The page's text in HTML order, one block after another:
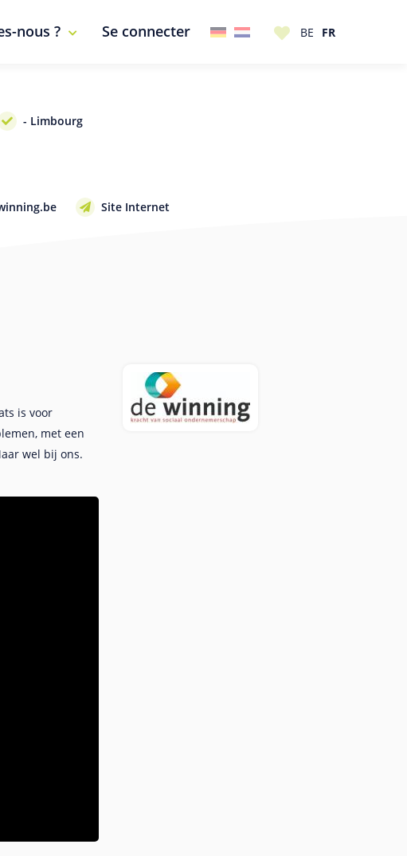
nous ? Se connecter
- Limbourg
Site Internet
is voor
met een
wel bij ons.